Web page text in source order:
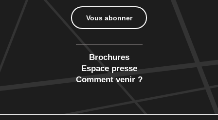
Vous abonner
Brochures
Espace presse
Comment venir ?